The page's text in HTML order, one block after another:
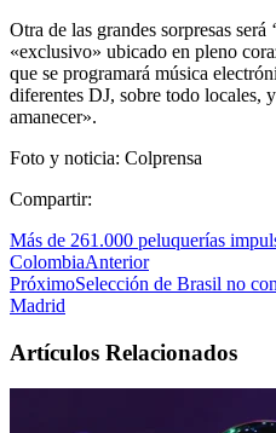
Otra de las grandes sorpresas
«exclusivo» ubicado en pleno
que se programará música
diferentes DJ, sobre todo locales,
amanecer».
Foto y noticia: Colprensa
Compartir:
Más de 261.000 peluquerías
ColombiaAnterior
PróximoSelección de Brasil no
Madrid
Artículos Relacionados